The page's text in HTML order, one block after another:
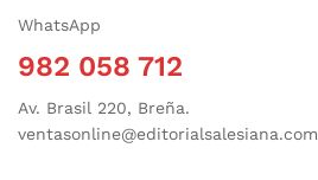
WhatsApp
982 058 712
Av. Brasil 220, Breña.
ventasonline@editorialsalesiana.com